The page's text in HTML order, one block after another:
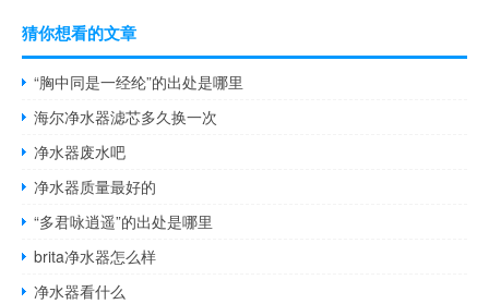
猜你想看的文章
“胸中同是一经纶”的出处是哪里
海尔净水器滤芯多久换一次
净水器废水吧
净水器质量最好的
“多君咏逍遥”的出处是哪里
brita净水器怎么样
净水器看什么